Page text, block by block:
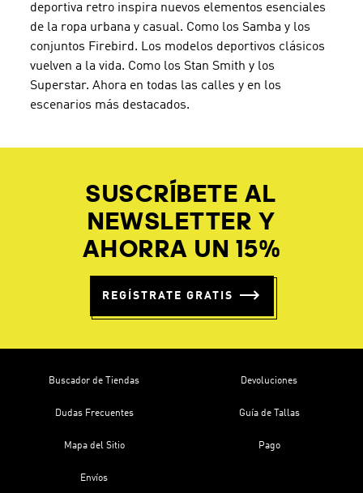
deportiva retro inspira nuevos elementos esenciales
de la ropa urbana y casual. Como los Samba y los
conjuntos Firebird. Los modelos deportivos clásicos
vuelven a la vida. Como los Stan Smith y los
Superstar. Ahora en todas las calles y en los
escenarios más destacados.
SUSCRÍBETE AL
NEWSLETTER Y
AHORRA UN 15%
REGÍSTRATE GRATIS
Buscador de Tiendas
Dudas Frecuentes
Mapa del Sitio
Envíos
Devoluciones
Guía de Tallas
Pago